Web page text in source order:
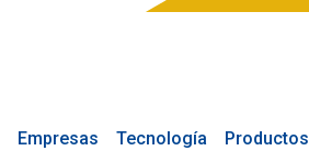
Empresas Tecnología Productos